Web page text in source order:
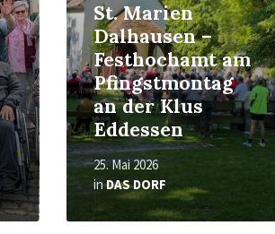
St. Marien
Dalhausen –
Festhochamt am
Pfingstmontag
an der Klus
Eddessen
25. Mai 2026
inDAS DORF